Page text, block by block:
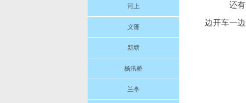
河上
义蓬
新塘
杨汛桥
兰亭
还有
边开车一